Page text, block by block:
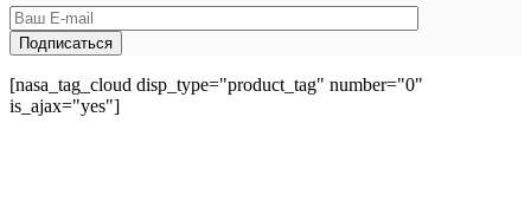
[nasa_tag_cloud disp_type="product_tag" number="0"
is_ajax="yes"]